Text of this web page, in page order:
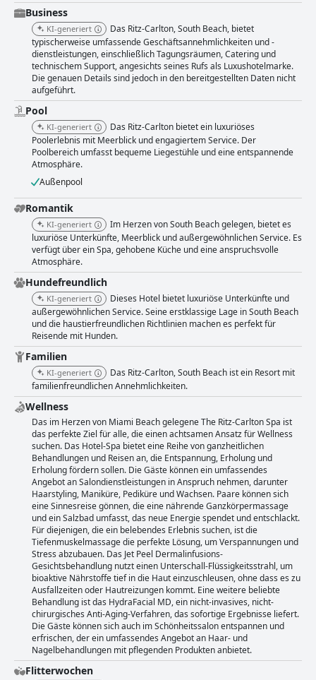
Business
KI-generiert
Das Ritz-Carlton, South Beach, bietet
typischerweise umfassende Geschäftsannehmlichkeiten und -
dienstleistungen, einschließlich Tagungsräumen, Catering und
technischem Support, angesichts seines Rufs als Luxushotelmarke.
Die genauen Details sind jedoch in den bereitgestellten Daten nicht
aufgeführt.
Pool
KI-generiert
Das Ritz-Carlton bietet ein luxuriöses
Poolerlebnis mit Meerblick und engagiertem Service. Der
Poolbereich umfasst bequeme Liegestühle und eine entspannende
Atmosphäre.
Außenpool
Romantik
KI-generiert
Im Herzen von South Beach gelegen, bietet es
luxuriöse Unterkünfte, Meerblick und außergewöhnlichen Service. Es
verfügt über ein Spa, gehobene Küche und eine anspruchsvolle
Atmosphäre.
Hundefreundlich
KI-generiert
Dieses Hotel bietet luxuriöse Unterkünfte und
außergewöhnlichen Service. Seine erstklassige Lage in South Beach
und die haustierfreundlichen Richtlinien machen es perfekt für
Reisende mit Hunden.
Familien
KI-generiert
Das Ritz-Carlton, South Beach ist ein Resort mit
familienfreundlichen Annehmlichkeiten.
Wellness
Das im Herzen von Miami Beach gelegene The Ritz-Carlton Spa ist
das perfekte Ziel für alle, die einen achtsamen Ansatz für Wellness
suchen. Das Hotel-Spa bietet eine Reihe von ganzheitlichen
Behandlungen und Reisen an, die Entspannung, Erholung und
Erholung fördern sollen. Die Gäste können ein umfassendes
Angebot an Salondienstleistungen in Anspruch nehmen, darunter
Haarstyling, Maniküre, Pediküre und Wachsen. Paare können sich
eine Sinnesreise gönnen, die eine nährende Ganzkörpermassage
und ein Salzbad umfasst, das neue Energie spendet und entschlackt.
Für diejenigen, die ein belebendes Erlebnis suchen, ist die
Tiefenmuskelmassage die perfekte Lösung, um Verspannungen und
Stress abzubauen. Das Jet Peel Dermalinfusions-
Gesichtsbehandlung nutzt einen Unterschall-Flüssigkeitsstrahl, um
bioaktive Nährstoffe tief in die Haut einzuschleusen, ohne dass es zu
Ausfallzeiten oder Hautreizungen kommt. Eine weitere beliebte
Behandlung ist das HydraFacial MD, ein nicht-invasives, nicht-
chirurgisches Anti-Aging-Verfahren, das sofortige Ergebnisse liefert.
Die Gäste können sich auch im Schönheitssalon entspannen und
erfrischen, der ein umfassendes Angebot an Haar- und
Nagelbehandlungen mit pflegenden Produkten anbietet.
Flitterwochen